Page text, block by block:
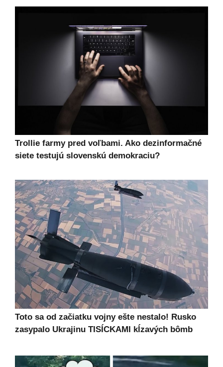
Trollie farmy pred voľbami. Ako dezinformačné
siete testujú slovenskú demokraciu?
Toto sa od začiatku vojny ešte nestalo! Rusko
zasypalo Ukrajinu TISÍCKAMI kĺzavých bômb